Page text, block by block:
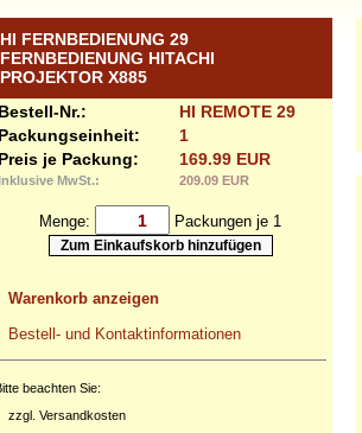
HI FERNBEDIENUNG 29
FERNBEDIENUNG HITACHI
PROJEKTOR X885
Bestell-Nr.:
HI REMOTE 29
Packungseinheit:
1
Preis je Packung:
169.99 EUR
MwSt.: 209.09 EUR
Menge: Packungen je 1
Warenkorb anzeigen
Bestell- und Kontaktinformationen
beachten Sie:
zzgl. Versandkosten